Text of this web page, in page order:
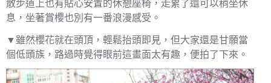
散步道上也有貼心安置的休憩座椅，走累了還可以稍坐休
息，坐著賞櫻也別有一番浪漫感受。
▼雖然櫻花就在頭頂，輕鬆抬頭即見，但大家還是甘願當
個低頭族，路過時覺得眼前這畫面太有趣，便拍了下來。